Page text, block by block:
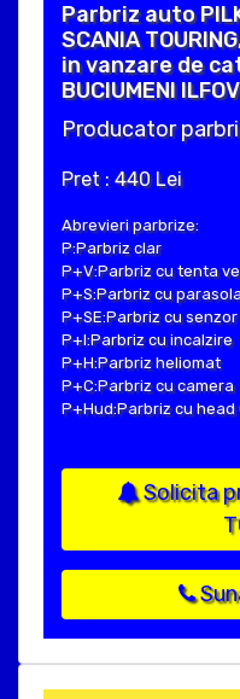
Parbriz auto
SCANIA
in vanzare de
BUCIUMENI
Producator
Pret : 440 Lei
Abrevieri parbrize:
P:Parbriz clar
P+V:Parbriz cu tenta
P+S:Parbriz cu
P+SE:Parbriz cu senzor
P+I:Parbriz cu incalzire
P+H:Parbriz heliomat
P+C:Parbriz cu camera
P+Hud:Parbriz cu head
Solicita